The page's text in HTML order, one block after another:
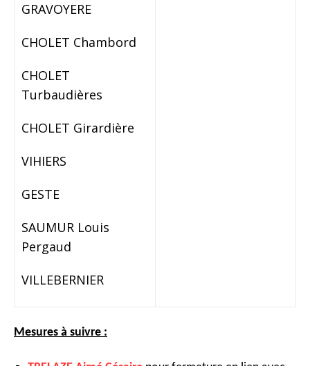
GRAVOYERE
CHOLET Chambord
CHOLET
Turbaudières
CHOLET Girardière
VIHIERS
GESTE
SAUMUR Louis
Pergaud
VILLEBERNIER
Mesures à suivre :